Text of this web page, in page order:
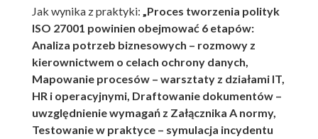
Jak wynika z praktyki: „Proces tworzenia polityk
ISO 27001 powinien obejmować 6 etapów:
Analiza potrzeb biznesowych – rozmowy z
kierownictwem o celach ochrony danych,
Mapowanie procesów – warsztaty z działami IT,
HR i operacyjnymi, Draftowanie dokumentów –
uwzględnienie wymagań z Załącznika A normy,
Testowanie w praktyce – symulacja incydentu